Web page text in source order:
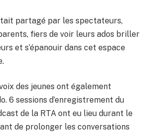
partagé par les spectateurs,
fiers de voir leurs ados briller
et s’épanouir dans cet espace
des jeunes ont également
6 sessions d’enregistrement du
de la RTA ont eu lieu durant le
de prolonger les conversations